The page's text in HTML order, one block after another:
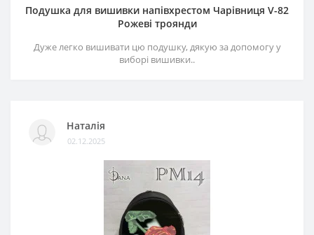
Подушка для вишивки напівхрестом Чарівниця V-82
Рожеві троянди
Дуже легко вишивати цю подушку, дякую за допомогу у
виборі вишивки..
Наталія
02.12.2025